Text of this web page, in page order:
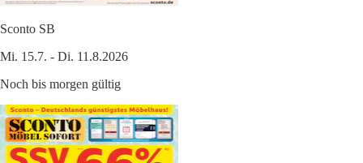
Sconto SB
Mi. 15.7. - Di. 11.8.2026
Noch bis morgen gültig